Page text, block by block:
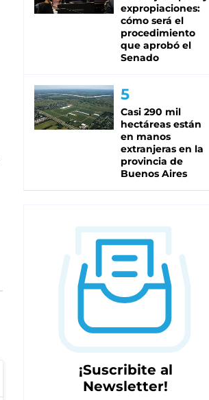
expropiaciones:
cómo será el
procedimiento
que aprobó el
Senado
Casi 290 mil
hectáreas están
en manos
extranjeras en la
provincia de
Buenos Aires
¡Suscribite al
Newsletter!